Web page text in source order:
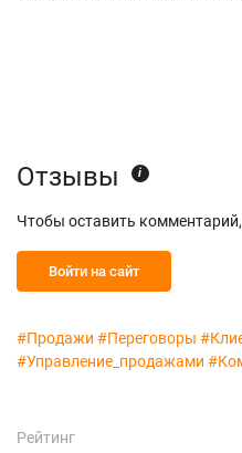
Отзывы i
Чтобы оставить комментарий,
Войти на сайт
#Продажи #Переговоры
#Управление_продажами
Рейтинг